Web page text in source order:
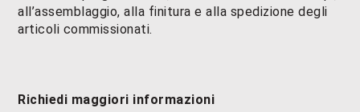
all’assemblaggio, alla finitura e alla spedizione degli
articoli commissionati.
Richiedi maggiori informazioni